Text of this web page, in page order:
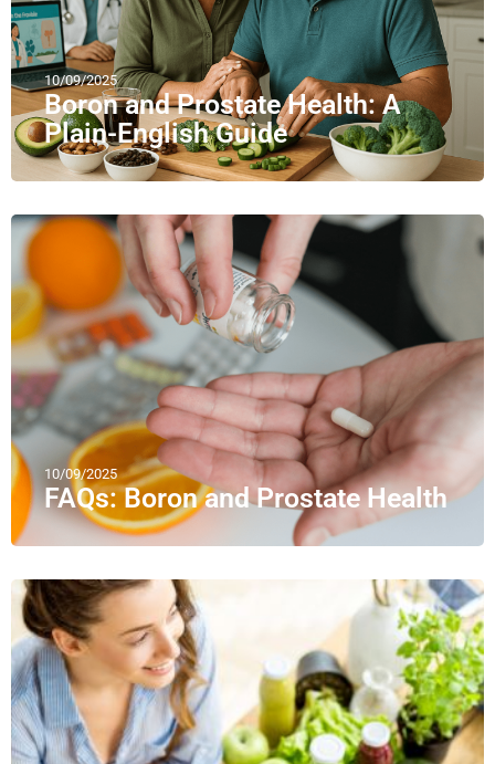
10/09/2025
Boron and Prostate Health: A
Plain-English Guide
10/09/2025
FAQs: Boron and Prostate Health